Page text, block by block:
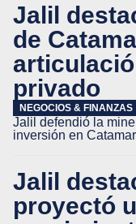
Jalil
de
privado
NEGOCIOS & FINANZAS
Jalil defendió la
inversión en
Jalil
proyectó